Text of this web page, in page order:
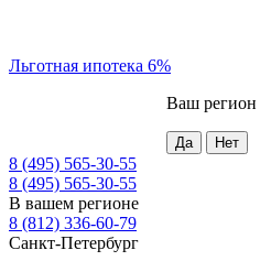
Льготная ипотека 6%
Ваш регион
8 (495) 565-30-55
8 (495) 565-30-55
В вашем регионе
8 (812) 336-60-79
Санкт-Петербург